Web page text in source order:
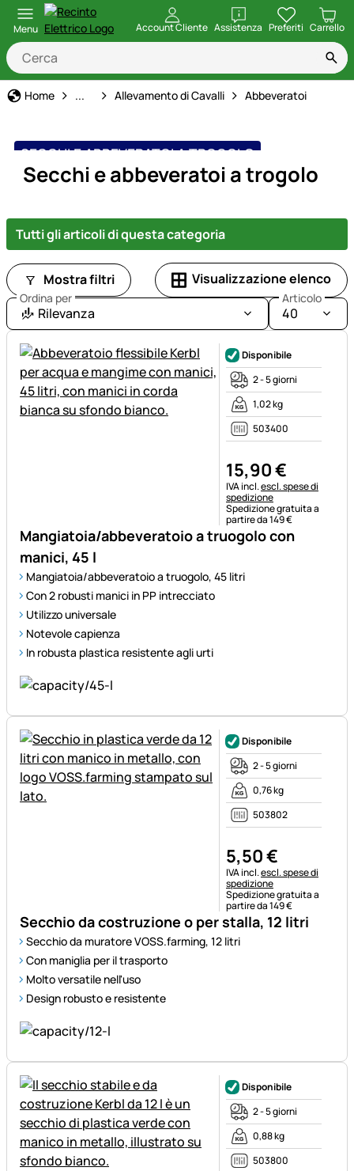
Menu Account Cliente Assistenza
apri Preferiti Carrello
Home Forniture per animali
... Allevamento di Cavalli Abbeveratoi
SECCHI E ABBEVERATOI A TROGOLO
Secchi e abbeveratoi a trogolo
Tutti gli articoli di questa categoria
Mostra filtri Visualizzazione elenco
Ordina per
Rilevanza
Articolo
40
Mangiatoia/abbeveratoio a truogolo con
manici, 45 l
Mangiatoia/abbeveratoio a truogolo, 45 litri
Con 2 robusti manici in PP intrecciato
Utilizzo universale
Notevole capienza
In robusta plastica resistente agli urti
Disponibile
2 - 5 giorni
1,02 kg
503400
15,90€
Informazioni fiscali:
IVA incl.escl. spese di
spedizione
Spedizione gratuita a
partire da 149 €
Secchio da costruzione o per stalla, 12 litri
Secchio da muratore VOSS.farming, 12 litri
Con maniglia per il trasporto
Molto versatile nell'uso
Design robusto e resistente
Disponibile
2 - 5 giorni
0,76 kg
503802
5,50€
Informazioni fiscali:
IVA incl.escl. spese di
spedizione
Spedizione gratuita a
partire da 149 €
Disponibile
2 - 5 giorni
0,88 kg
503800